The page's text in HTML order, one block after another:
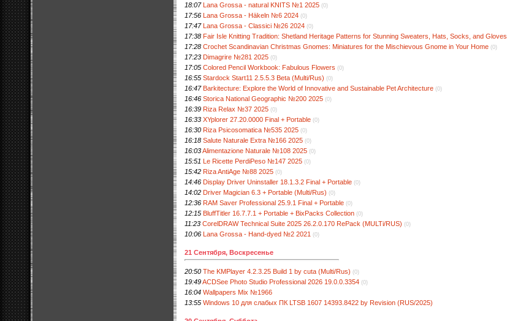
18:07 Lana Grossa - natural KNITS №1 2025 (0)
17:56 Lana Grossa - Häkeln №6 2024 (0)
17:47 Lana Grossa - Classici №26 2024 (0)
17:38 Fair Isle Knitting Tradition: Shetland Heritage Patterns for Stunning Sweaters, Hats, Socks, and Gloves
17:28 Crochet Scandinavian Christmas Gnomes: Miniatures for the Mischievous Gnome in Your Home (0)
17:23 Dimagrire №281 2025 (0)
17:05 Colored Pencil Workbook: Fabulous Flowers (0)
16:55 Stardock Start11 2.5.5.3 Beta (Multi/Rus) (0)
16:47 Barkitecture: Explore the World of Innovative and Sustainable Pet Architecture (0)
16:46 Storica National Geographic №200 2025 (0)
16:39 Riza Relax №37 2025 (0)
16:33 XYplorer 27.20.0000 Final + Portable (0)
16:30 Riza Psicosomatica №535 2025 (0)
16:18 Salute Naturale Extra №166 2025 (0)
16:03Alimentazione Naturale №108 2025 (0)
15:51 Le Ricette PerdiPeso №147 2025 (0)
15:42 Riza AntiAge №88 2025 (0)
14:46 Display Driver Uninstaller 18.1.3.2 Final + Portable (0)
14:02 Driver Magician 6.3 + Portable (Multi/Rus) (0)
12:36 RAM Saver Professional 25.9.1 Final + Portable (0)
12:15 BluffTitler 16.7.7.1 + Portable + BixPacks Collection (0)
11:23 CorelDRAW Technical Suite 2025 26.2.0.170 RePack (MULTi/RUS) (0)
10:06 Lana Grossa - Hand-dyed №2 2021 (0)
21 Сентября, Воскресенье
20:50 The KMPlayer 4.2.3.25 Build 1 by cuta (Multi/Rus) (0)
19:49ACDSee Photo Studio Professional 2026 19.0.0.3354 (0)
16:04 Wallpapers Mix №1966
13:55 Windows 10 для слабых ПК LTSB 1607 14393.8422 by Revision (RUS/2025)